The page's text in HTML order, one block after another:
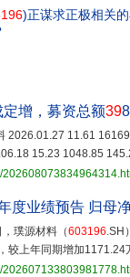
)正谋求正极相关
增，募资总额398
2026.01.27 11.61
15.23 1048.85
度业绩预告 归母
璞源材料（603196.SH
较上年同期增加